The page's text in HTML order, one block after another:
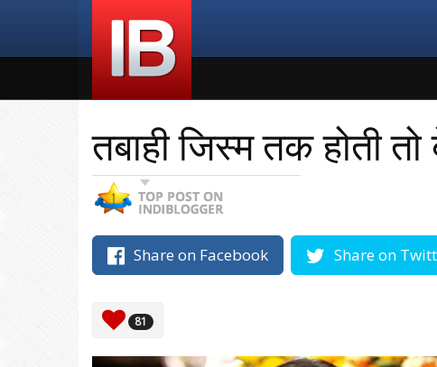
तबाही जिस्म तक होती
Share on Facebook Share on
81